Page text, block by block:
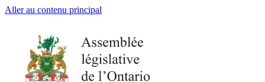
Aller au contenu principal